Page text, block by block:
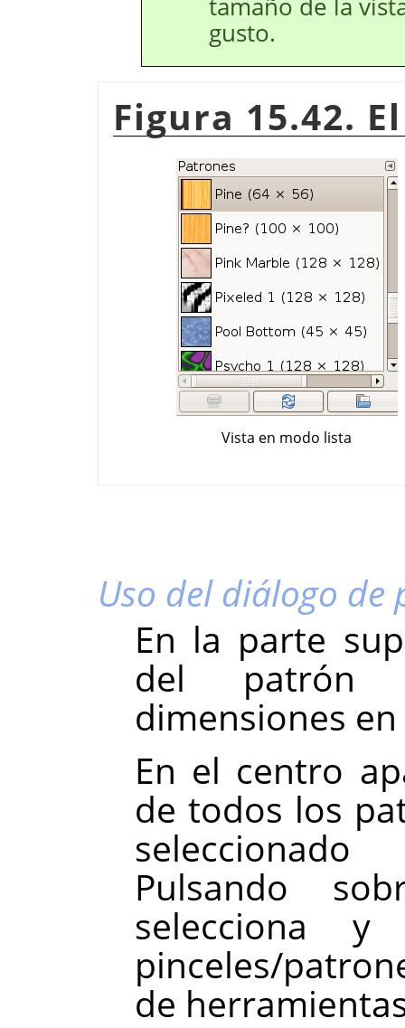
tamaño de la
gusto.
Figura 15.42.
Vista en modo lista
Uso del diálogo
En la parte
del patrón
dimensiones
En el centro
de todos los
Pulsando
selecciona
pinceles/
de